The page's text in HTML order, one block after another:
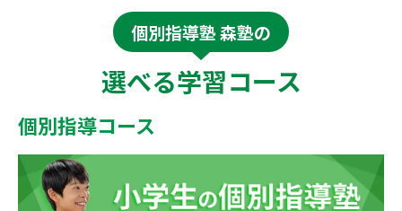
個別指導塾 森塾の
選べる学習コース
個別指導コース